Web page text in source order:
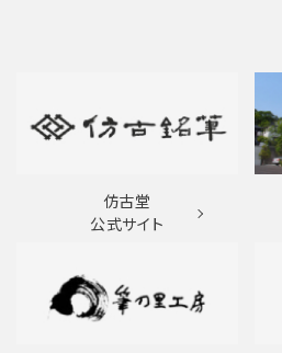
仿古堂
公式サイト